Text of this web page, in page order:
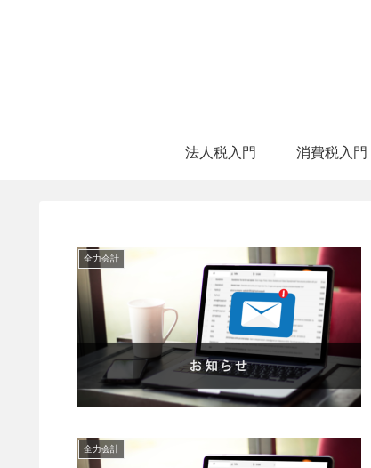
法人税入門 消費税入門
全力会計
全力会計